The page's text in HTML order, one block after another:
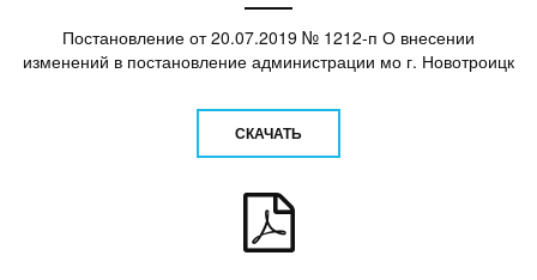
Постановление от 20.07.2019 № 1212-п О внесении
изменений в постановление администрации мо г. Новотроицк
СКАЧАТЬ